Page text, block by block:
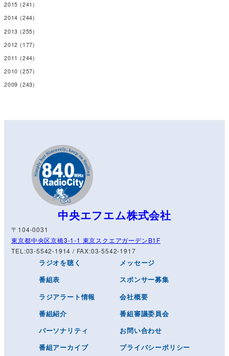
2015 (241)
2014 (244)
2013 (255)
2012 (177)
2011 (244)
2010 (257)
2009 (243)
中央エフエム株式会社
〒104-0031
東京都中央区京橋3-1-1 東京スクエアガーデンB1F
TEL:03-5542-1914 / FAX:03-5542-1917
ラジオを聴く
番組表
ラジアラート情報
番組紹介
パーソナリティ
番組アーカイブ
メッセージ
スポンサー募集
会社概要
番組審議委員会
お問い合わせ
プライバシーポリシー